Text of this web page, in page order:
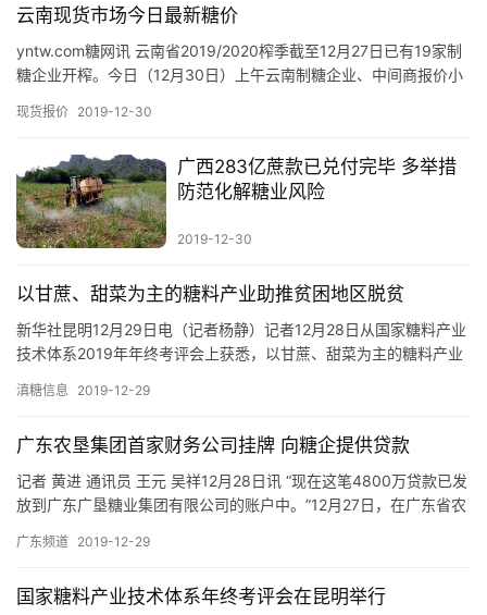
首
页
云
糖
网
公
众
云南现货市场今日最新糖价
yntw.com糖网讯 云南省2019/2020榨季截至12月27日已有19家制
糖企业开榨。今日（12月30日）上午云南制糖企业、中间商报价小
现货报价 2019-12-30
广西283亿蔗款已兑付完毕 多举措
防范化解糖业风险
2019-12-30
以甘蔗、甜菜为主的糖料产业助推贫困地区脱贫
新华社昆明12月29日电（记者杨静）记者12月28日从国家糖料产业
技术体系2019年年终考评会上获悉，以甘蔗、甜菜为主的糖料产业
滇糖信息 2019-12-29
广东农垦集团首家财务公司挂牌 向糖企提供贷款
记者 黄进 通讯员 王元 吴祥12月28日讯 “现在这笔4800万贷款已发
放到广东广垦糖业集团有限公司的账户中。”12月27日，在广东省农
广东频道 2019-12-29
国家糖料产业技术体系年终考评会在昆明举行